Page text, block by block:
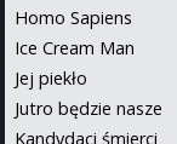
Homo Sapiens
Ice Cream Man
Jej piekło
Jutro będzie nasze
Kandydaci śmierci